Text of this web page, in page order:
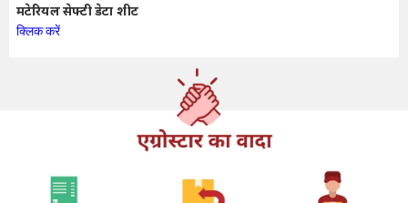
मटेरियल सेफ्टी डेटा शीट
क्लिक करें